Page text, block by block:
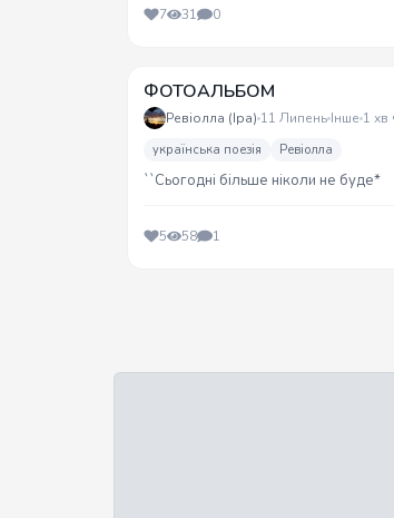
7 31 0
ФОТОАЛЬБОМ
Ревіолла (Іра) 11 Липень Інше 1 хв
українська поезія Ревіолла
``Сьогодні більше ніколи не буде*
5 58 1